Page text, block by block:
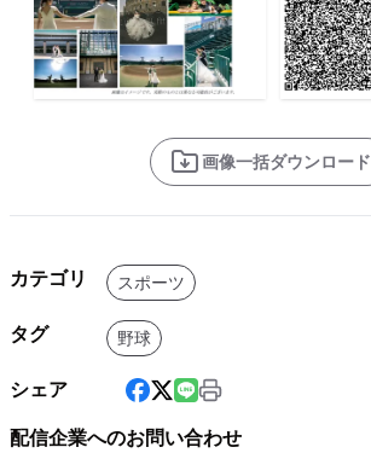
画像一括ダウンロード
カテゴリ スポーツ
タグ 野球
シェア
配信企業へのお問い合わせ